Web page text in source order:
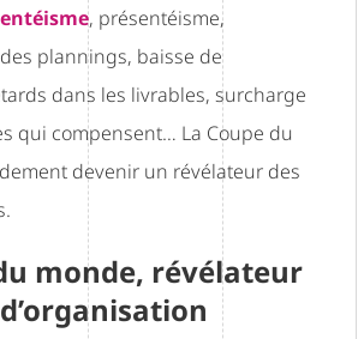
, présentéisme,
plannings, baisse de
dans les livrables, surcharge
qui compensent… La Coupe du
devenir un révélateur des
monde, révélateur